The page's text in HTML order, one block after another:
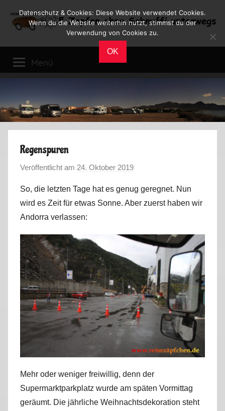
Inhalt
Reiseblog
Leben
im
Menü
Regenspuren
Veröffentlicht am 24. Oktober 2019
n
M
r
So, die letzten Tage hat es genug geregnet. Nun
wird es Zeit für etwas Sonne. Aber zuerst haben wir
Andorra verlassen:
Mehr oder weniger freiwillig, denn der
Supermarktparkplatz wurde am späten Vormittag
geräumt. Die jährliche Weihnachtsdekoration steht
Datenschutz & Cookies: Diese Website verwendet Cookies.
Wenn du die Website weiterhin nutzt, stimmst du der
Verwendung von Cookies zu.
OK